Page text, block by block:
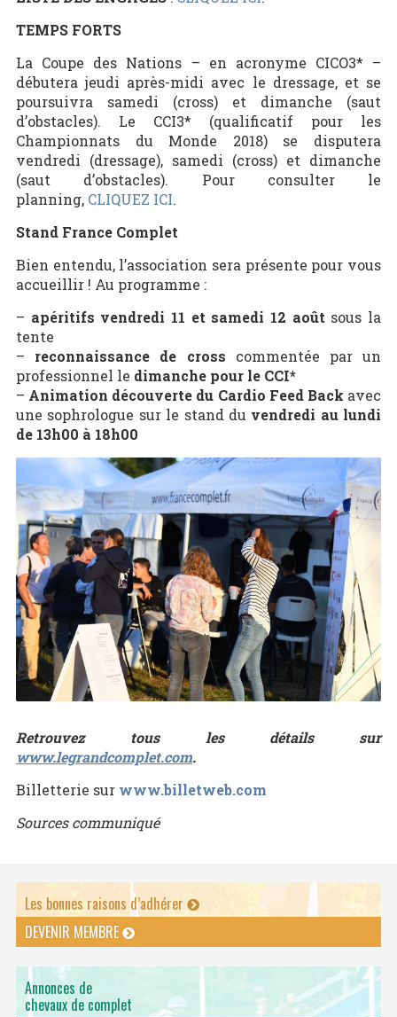
TEMPS FORTS
La Coupe des Nations – en acronyme CICO3* –
débutera jeudi après-midi avec le dressage, et se
poursuivra samedi (cross) et dimanche (saut
d’obstacles). Le CCI3* (qualificatif pour les
Championnats du Monde 2018) se disputera
vendredi (dressage), samedi (cross) et dimanche
(saut d’obstacles). Pour consulter le
planning, CLIQUEZ ICI.
Stand France Complet
Bien entendu, l’association sera présente pour vous
accueillir ! Au programme :
– apéritifs vendredi 11 et samedi 12 août sous la
tente
– reconnaissance de cross commentée par un
professionnel le dimanche pour le CCI*
– Animation découverte du Cardio Feed Back avec
une sophrologue sur le stand du vendredi au lundi
de 13h00 à 18h00
Retrouvez tous les détails sur
www.legrandcomplet.com.
Billetterie sur www.billetweb.com
Sources communiqué
Les bonnes raisons d’adhérer
DEVENIR MEMBRE
Annonces de
chevaux de complet